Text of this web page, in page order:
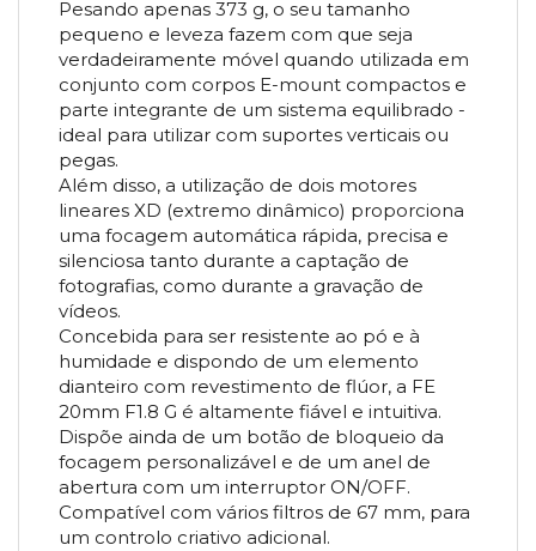
Pesando apenas 373 g, o seu tamanho
pequeno e leveza fazem com que seja
verdadeiramente móvel quando utilizada em
conjunto com corpos E-mount compactos e
parte integrante de um sistema equilibrado -
ideal para utilizar com suportes verticais ou
pegas.
Além disso, a utilização de dois motores
lineares XD (extremo dinâmico) proporciona
uma focagem automática rápida, precisa e
silenciosa tanto durante a captação de
fotografias, como durante a gravação de
vídeos.
Concebida para ser resistente ao pó e à
humidade e dispondo de um elemento
dianteiro com revestimento de flúor, a FE
20mm F1.8 G é altamente fiável e intuitiva.
Dispõe ainda de um botão de bloqueio da
focagem personalizável e de um anel de
abertura com um interruptor ON/OFF.
Compatível com vários filtros de 67 mm, para
um controlo criativo adicional.